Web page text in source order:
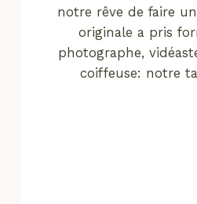
notre rêve de faire
originale a pris
photographe,
coiffeuse: notre